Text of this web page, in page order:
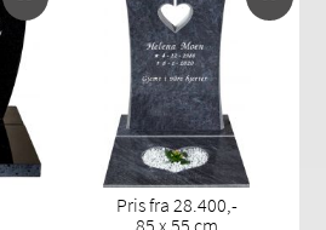
Pris fra 28.400,-